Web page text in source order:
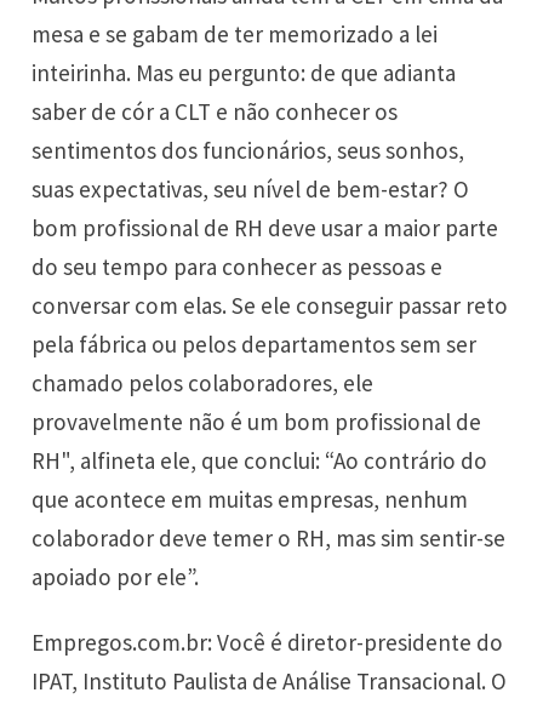
mesa e se gabam de ter memorizado a lei
inteirinha. Mas eu pergunto: de que adianta
saber de cór a CLT e não conhecer os
sentimentos dos funcionários, seus sonhos,
suas expectativas, seu nível de bem-estar? O
bom profissional de RH deve usar a maior parte
do seu tempo para conhecer as pessoas e
conversar com elas. Se ele conseguir passar reto
pela fábrica ou pelos departamentos sem ser
chamado pelos colaboradores, ele
provavelmente não é um bom profissional de
RH", alfineta ele, que conclui: “Ao contrário do
que acontece em muitas empresas, nenhum
colaborador deve temer o RH, mas sim sentir-se
apoiado por ele”.
Empregos.com.br: Você é diretor-presidente do
IPAT, Instituto Paulista de Análise Transacional. O